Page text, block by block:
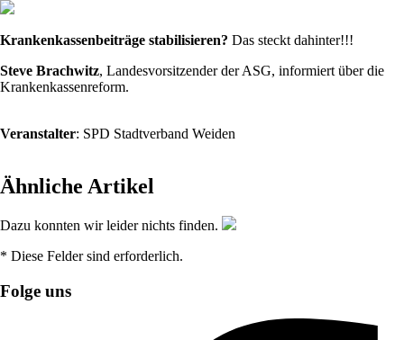
Krankenkassenbeiträge stabilisieren? Das steckt dahinter!!!
Steve Brachwitz, Landesvorsitzender der ASG, informiert über die
Krankenkassenreform.
Veranstalter: SPD Stadtverband Weiden
Ähnliche Artikel
Dazu konnten wir leider nichts finden.
* Diese Felder sind erforderlich.
Folge uns